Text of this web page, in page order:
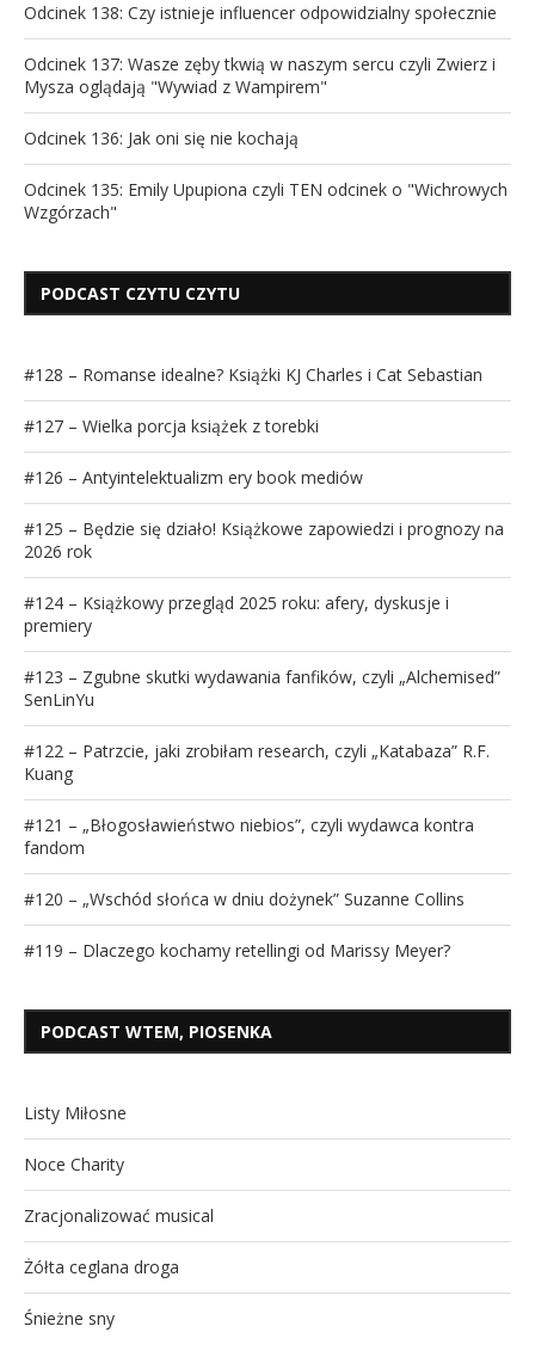
Odcinek 138: Czy istnieje influencer odpowidzialny społecznie
Odcinek 137: Wasze zęby tkwią w naszym sercu czyli Zwierz i
Mysza oglądają "Wywiad z Wampirem"
Odcinek 136: Jak oni się nie kochają
Odcinek 135: Emily Upupiona czyli TEN odcinek o "Wichrowych
Wzgórzach"
PODCAST CZYTU CZYTU
#128 – Romanse idealne? Książki KJ Charles i Cat Sebastian
#127 – Wielka porcja książek z torebki
#126 – Antyintelektualizm ery book mediów
#125 – Będzie się działo! Książkowe zapowiedzi i prognozy na
2026 rok
#124 – Książkowy przegląd 2025 roku: afery, dyskusje i
premiery
#123 – Zgubne skutki wydawania fanfików, czyli „Alchemised”
SenLinYu
#122 – Patrzcie, jaki zrobiłam research, czyli „Katabaza” R.F.
Kuang
#121 – „Błogosławieństwo niebios”, czyli wydawca kontra
fandom
#120 – „Wschód słońca w dniu dożynek” Suzanne Collins
#119 – Dlaczego kochamy retellingi od Marissy Meyer?
PODCAST WTEM, PIOSENKA
Listy Miłosne
Noce Charity
Zracjonalizować musical
Żółta ceglana droga
Śnieżne sny